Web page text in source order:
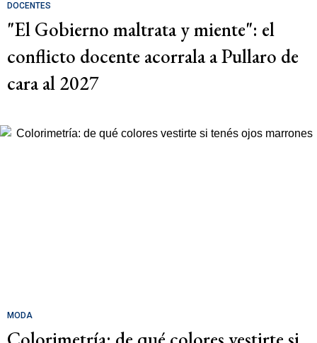
DOCENTES
"El Gobierno maltrata y miente": el
conflicto docente acorrala a Pullaro de
cara al 2027
MODA